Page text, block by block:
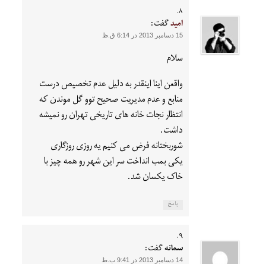
امیدگفت:
15 دسامبر 2013 در 6:14 ق.ظ
سلام
واقعن اینا اینقدر به دلیل عدم تخصیص درست
منابع و عدم مدیریت صحیح توو گل موندن که
انتظار نجات خانه های تاریخی تهران رو نمیشه
داشت.
شوربختانه فرض می کنیم یه روزی روزگاری
یکی بمب انداخت سر این شهر رو همه چیز با
خاک یکسان شد.
پاسخ
سمانهگفت:
14 دسامبر 2013 در 9:41 ب.ظ